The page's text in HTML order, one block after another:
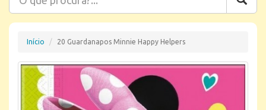
Início 20 Guardanapos Minnie Happy Helpers